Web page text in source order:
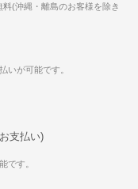
(沖縄・離島のお客様を除き
いが可能です。
支払い)
です。